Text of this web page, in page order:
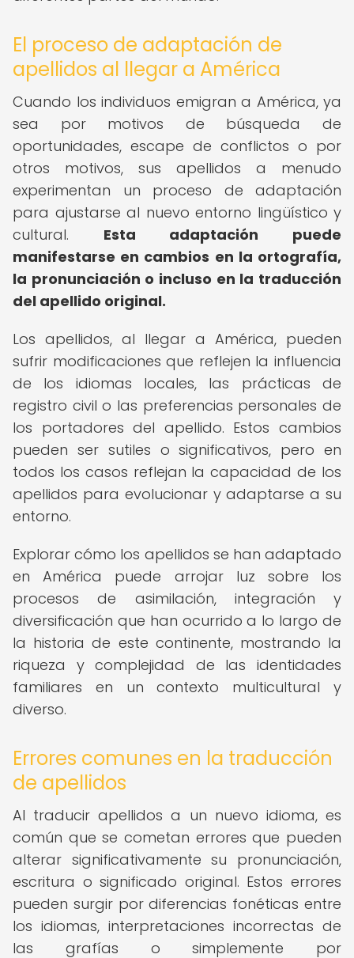
El proceso de adaptación de
apellidos al llegar a América
Cuando los individuos emigran a América, ya
sea por motivos de búsqueda de
oportunidades, escape de conflictos o por
otros motivos, sus apellidos a menudo
experimentan un proceso de adaptación
para ajustarse al nuevo entorno lingüístico y
cultural. Esta adaptación puede
manifestarse en cambios en la ortografía,
la pronunciación o incluso en la traducción
del apellido original.
Los apellidos, al llegar a América, pueden
sufrir modificaciones que reflejen la influencia
de los idiomas locales, las prácticas de
registro civil o las preferencias personales de
los portadores del apellido. Estos cambios
pueden ser sutiles o significativos, pero en
todos los casos reflejan la capacidad de los
apellidos para evolucionar y adaptarse a su
entorno.
Explorar cómo los apellidos se han adaptado
en América puede arrojar luz sobre los
procesos de asimilación, integración y
diversificación que han ocurrido a lo largo de
la historia de este continente, mostrando la
riqueza y complejidad de las identidades
familiares en un contexto multicultural y
diverso.
Errores comunes en la traducción
de apellidos
Al traducir apellidos a un nuevo idioma, es
común que se cometan errores que pueden
alterar significativamente su pronunciación,
escritura o significado original. Estos errores
pueden surgir por diferencias fonéticas entre
los idiomas, interpretaciones incorrectas de
las grafías o simplemente por